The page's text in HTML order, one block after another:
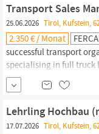
Material ausgestattet
Transport Sales
25.06.2026 Tirol, Kufstein,
2.350 € / Monat
successful transport
specialising in full truck
successful years. With
FERCAM Austria and
to expand the powerful
we are hiring:
Lehrling Hochbau
17.07.2026 Tirol, Kufstein,